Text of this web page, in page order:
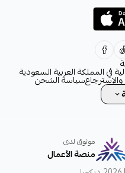
في المملكة العربية السعودية
سياسة الشحن
موثوق لدى
منصة الأعمال